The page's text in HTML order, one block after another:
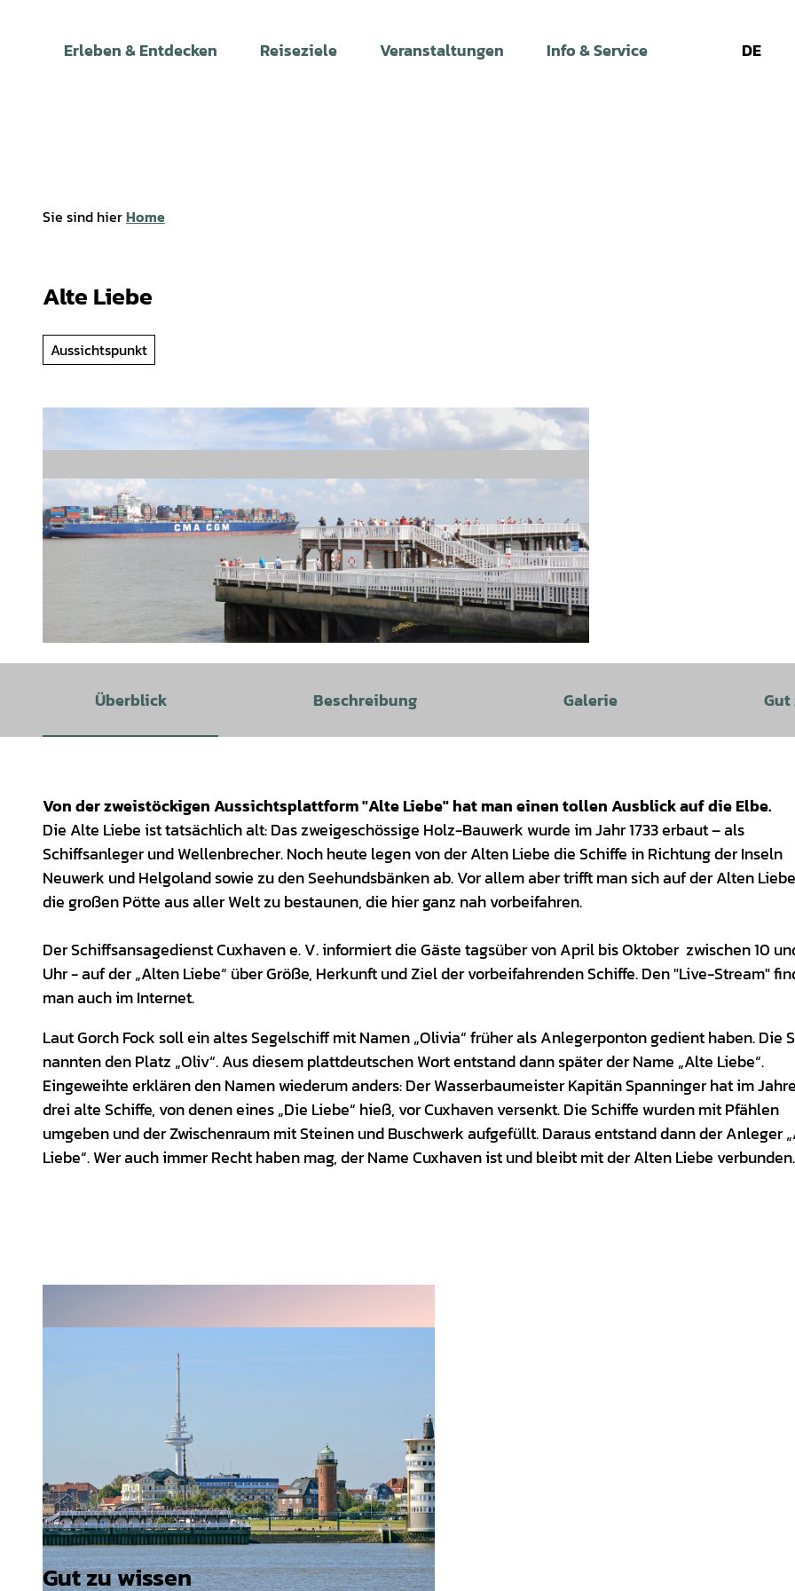
Erleben & Entdecken Reiseziele Veranstaltungen Info & Service DE
Sie sind hierHome
Alte Liebe
Aussichtspunkt
Überblick Beschreibung Galerie Gut
Von der zweistöckigen Aussichtsplattform "Alte Liebe" hat man einen tollen Ausblick auf die Elbe.
Die Alte Liebe ist tatsächlich alt: Das zweigeschössige Holz-Bauwerk wurde im Jahr 1733 erbaut – als
Schiffsanleger und Wellenbrecher. Noch heute legen von der Alten Liebe die Schiffe in Richtung der Inseln
Neuwerk und Helgoland sowie zu den Seehundsbänken ab. Vor allem aber trifft man sich auf der Alten
die großen Pötte aus aller Welt zu bestaunen, die hier ganz nah vorbeifahren.
Der Schiffsansagedienst Cuxhaven e. V. informiert die Gäste tagsüber von April bis Oktober zwischen 10
Uhr - auf der „Alten Liebe“ über Größe, Herkunft und Ziel der vorbeifahrenden Schiffe. Den "Live-Stream"
man auch im Internet.
Laut Gorch Fock soll ein altes Segelschiff mit Namen „Olivia“ früher als Anlegerponton gedient haben. Die
nannten den Platz „Oliv“. Aus diesem plattdeutschen Wort entstand dann später der Name „Alte Liebe“.
Eingeweihte erklären den Namen wiederum anders: Der Wasserbaumeister Kapitän Spanninger hat im
drei alte Schiffe, von denen eines „Die Liebe“ hieß, vor Cuxhaven versenkt. Die Schiffe wurden mit Pfählen
umgeben und der Zwischenraum mit Steinen und Buschwerk aufgefüllt. Daraus entstand dann der Anleger
Liebe“. Wer auch immer Recht haben mag, der Name Cuxhaven ist und bleibt mit der Alten Liebe verbunden.
©CC-BY-SA
Gut zu wissen